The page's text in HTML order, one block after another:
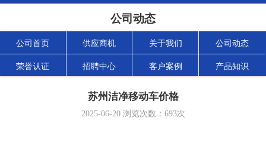
公司动态
公司首页 供应商机 关于我们 公司动态
荣誉认证 招聘中心 客户案例 产品知识
苏州洁净移动车价格
2025-06-20浏览次数： 693次